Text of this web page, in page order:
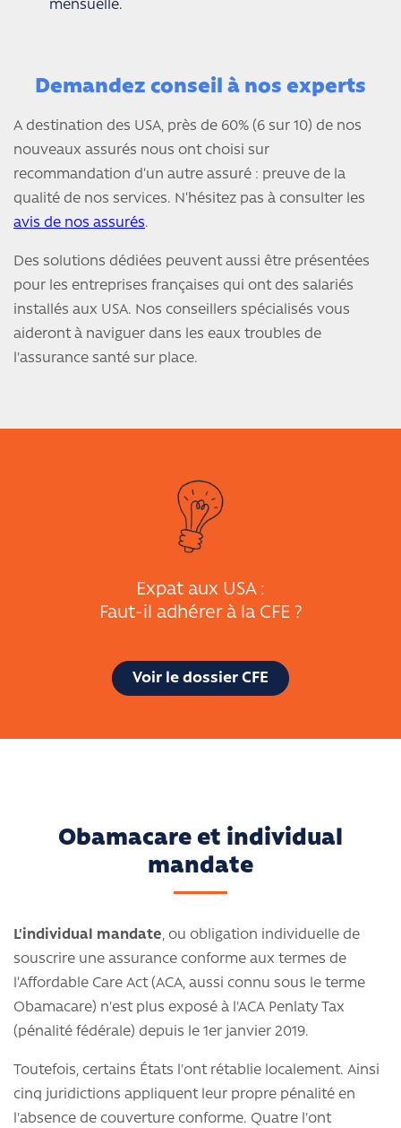
mensuelle.
Demandez conseil à nos experts
A destination des USA, près de 60% (6 sur 10) de nos
nouveaux assurés nous ont choisi sur
recommandation d’un autre assuré : preuve de la
qualité de nos services. N’hésitez pas à consulter les
avis de nos assurés.
Des solutions dédiées peuvent aussi être présentées
pour les entreprises françaises qui ont des salariés
installés aux USA. Nos conseillers spécialisés vous
aideront à naviguer dans les eaux troubles de
l'assurance santé sur place.
Expat aux USA :
Faut-il adhérer à la CFE ?
Voir le dossier CFE
Obamacare et individual
mandate
L'individual mandate, ou obligation individuelle de
souscrire une assurance conforme aux termes de
l’Affordable Care Act (ACA, aussi connu sous le terme
Obamacare) n'est plus exposé à l'ACA Penlaty Tax
(pénalité fédérale) depuis le 1er janvier 2019.
Toutefois, certains États l'ont rétablie localement. Ainsi
cinq juridictions appliquent leur propre pénalité en
l'absence de couverture conforme. Quatre l'ont